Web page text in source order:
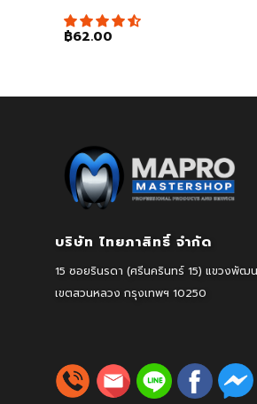
฿62.00
บริษัท ไทยภาสิทธิ์ จำกัด
15 ซอยรินรดา (ศรีนครินทร์ 15) แขวงพัฒ
เขตสวนหลวง กรุงเทพฯ 10250